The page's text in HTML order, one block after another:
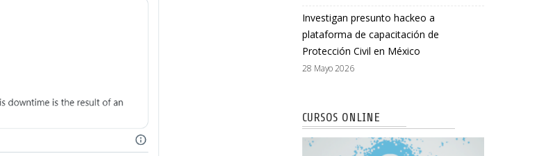
Investigan presunto hackeo a
plataforma de capacitación de
Protección Civil en México
28 Mayo 2026
CURSOS ONLINE